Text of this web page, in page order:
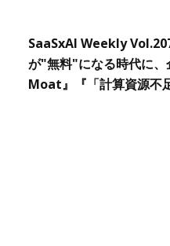
SaaSxAI Weekly
が"無料"になる時代に
Moat』『「計算資源不